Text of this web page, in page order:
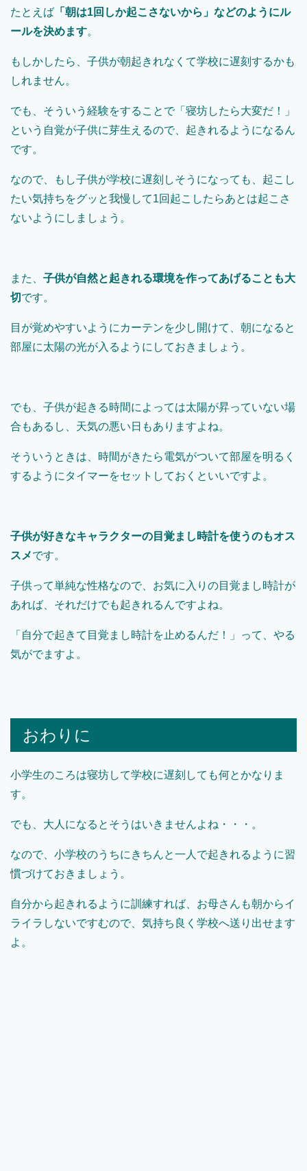
たとえば 「朝は1回しか起こさないから」などのようにル
ールを決めます。
もしかしたら、子供が朝起きれなくて学校に遅刻するかも
しれません。
でも、そういう経験をすることで「寝坊したら大変だ！」
という自覚が子供に芽生えるので、起きれるようになるん
です。
なので、もし子供が学校に遅刻しそうになっても、起こし
たい気持ちをグッと我慢して1回起こしたらあとは起こさ
ないようにしましょう。
また、 子供が自然と起きれる環境を作ってあげることも大
切です。
目が覚めやすいようにカーテンを少し開けて、朝になると
部屋に太陽の光が入るようにしておきましょう。
でも、子供が起きる時間によっては太陽が昇っていない場
合もあるし、天気の悪い日もありますよね。
そういうときは、時間がきたら電気がついて部屋を明るく
するようにタイマーをセットしておくといいですよ。
子供が好きなキャラクターの目覚まし時計を使うのもオス
スメです。
子供って単純な性格なので、お気に入りの目覚まし時計が
あれば、それだけでも起きれるんですよね。
「自分で起きて目覚まし時計を止めるんだ！」って、やる
気がでますよ。
おわりに
小学生のころは寝坊して学校に遅刻しても何とかなりま
す。
でも、大人になるとそうはいきませんよね・・・。
なので、小学校のうちにきちんと一人で起きれるように習
慣づけておきましょう。
自分から起きれるように訓練すれば、お母さんも朝からイ
ライラしないですむので、気持ち良く学校へ送り出せます
よ。